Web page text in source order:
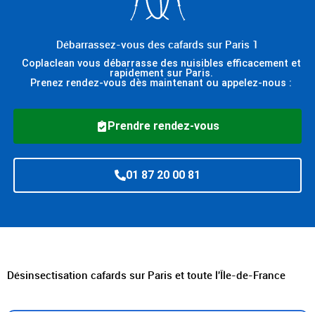
Débarrassez-vous des cafards sur Paris 1
Coplaclean vous débarrasse des nuisibles efficacement et
rapidement sur Paris.
Prenez rendez-vous dès maintenant ou appelez-nous :
Prendre rendez-vous
01 87 20 00 81
Désinsectisation cafards sur Paris et toute l'Île-de-France